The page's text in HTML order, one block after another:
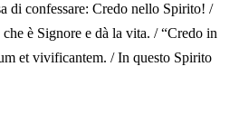
di confessare: Credo nello Spirito! /
è Signore e dà la vita. / “Credo in
et vivificantem. / In questo Spirito